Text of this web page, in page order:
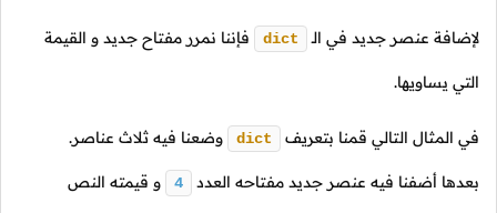
لإضافة عنصر جديد في الـ dict فإننا نمرر مفتاح جديد و القيمة
التي يساويها.
في المثال التالي قمنا بتعريف dict وضعنا فيه ثلاث عناصر.
بعدها أضفنا فيه عنصر جديد مفتاحه العدد 4 و قيمته النص